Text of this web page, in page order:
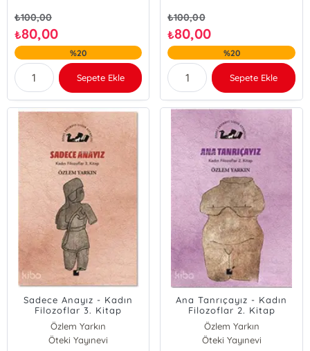
₺100,00
₺80,00
%20
Sepete Ekle
₺100,00
₺80,00
%20
Sepete Ekle
Sadece Anayız - Kadın
Filozoflar 3. Kitap
Özlem Yarkın
Öteki Yayınevi
Ana Tanrıçayız - Kadın
Filozoflar 2. Kitap
Özlem Yarkın
Öteki Yayınevi